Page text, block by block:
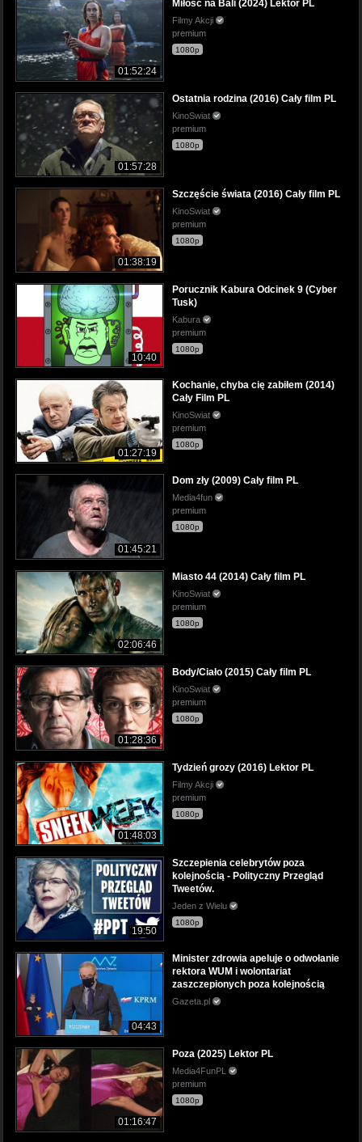
01:52:24
Miłość na Bali (2024) Lektor PL
Filmy Akcji
premium
1080p
01:57:28
Ostatnia rodzina (2016) Cały film PL
KinoSwiat
premium
1080p
01:38:19
Szczęście świata (2016) Cały film PL
KinoSwiat
premium
1080p
10:40
Porucznik Kabura Odcinek 9 (Cyber
Tusk)
Kabura
premium
1080p
01:27:19
Kochanie, chyba cię zabiłem (2014)
Cały Film PL
KinoSwiat
premium
1080p
01:45:21
Dom zły (2009) Cały film PL
Media4fun
premium
1080p
02:06:46
Miasto 44 (2014) Cały film PL
KinoSwiat
premium
1080p
01:28:36
Body/Ciało (2015) Cały film PL
KinoSwiat
premium
1080p
01:48:03
Tydzień grozy (2016) Lektor PL
Filmy Akcji
premium
1080p
19:50
Szczepienia celebrytów poza
kolejnością - Polityczny Przegląd
Tweetów.
Jeden z Wielu
1080p
04:43
Minister zdrowia apeluje o odwołanie
rektora WUM i wolontariat
zaszczepionych poza kolejnością
Gazeta.pl
01:16:47
Poza (2025) Lektor PL
Media4FunPL
premium
1080p